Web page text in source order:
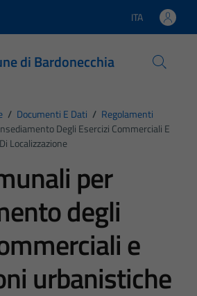
Lingua attiva:
ITA
di Bardonecchia
/ Documenti E Dati / Regolamenti
Degli Esercizi Commerciali E
Localizzazione
per
degli
e
urbanistiche